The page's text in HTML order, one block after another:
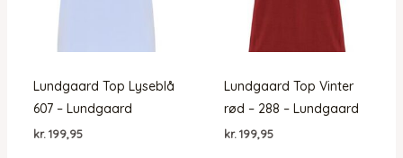
Lundgaard Top Lyseblå
607 – Lundgaard
kr. 199,95
Lundgaard Top Vinter
rød – 288 – Lundgaard
kr. 199,95